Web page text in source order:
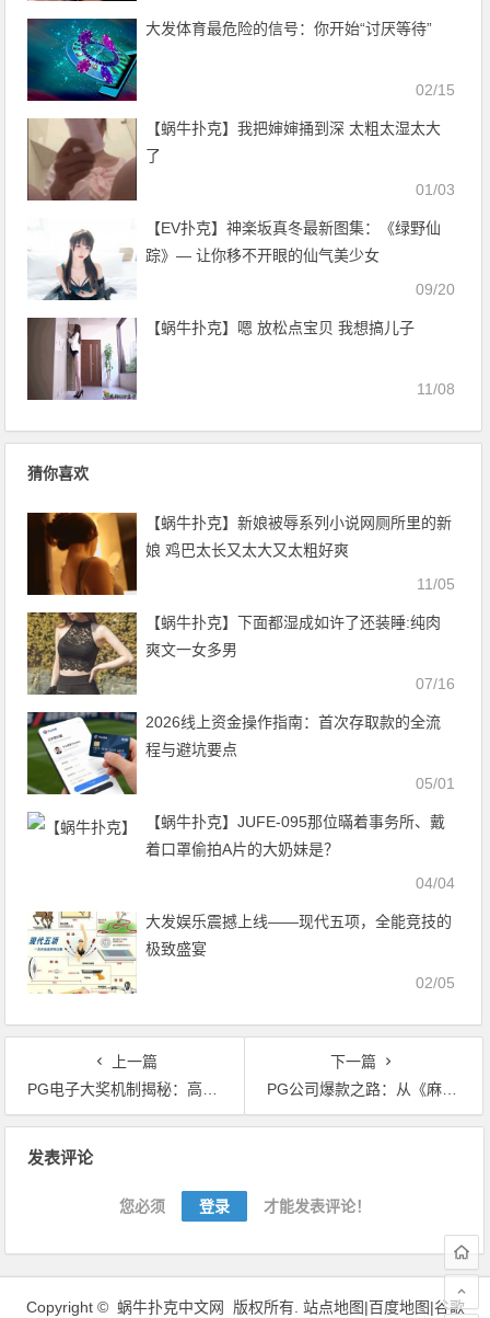
大发体育最危险的信号：你开始“讨厌等待”
02/15
【蜗牛扑克】我把婶婶捅到深 太粗太湿太大
了
01/03
【EV扑克】神楽坂真冬最新图集：《绿野仙
踪》— 让你移不开眼的仙气美少女
09/20
【蜗牛扑克】嗯 放松点宝贝 我想搞儿子
11/08
猜你喜欢
【蜗牛扑克】新娘被辱系列小说网厕所里的新
娘 鸡巴太长又太大又太粗好爽
11/05
【蜗牛扑克】下面都湿成如许了还装睡:纯肉
爽文一女多男
07/16
2026线上资金操作指南：首次存取款的全流
程与避坑要点
05/01
【蜗牛扑克】JUFE-095那位暪着事务所、戴
着口罩偷拍A片的大奶妹是？
04/04
大发娱乐震撼上线——现代五项，全能竞技的
极致盛宴
02/05
上一篇
PG电子大奖机制揭秘：高波动VS稳定返奖，你选哪一种？
下一篇
PG公司爆款之路：从《麻将胡了》到《宝石传奇》的跨越式发展
发表评论
您必须 登录 才能发表评论！
Copyright © 蜗牛扑克中文网 版权所有. 站点地图|百度地图|谷歌